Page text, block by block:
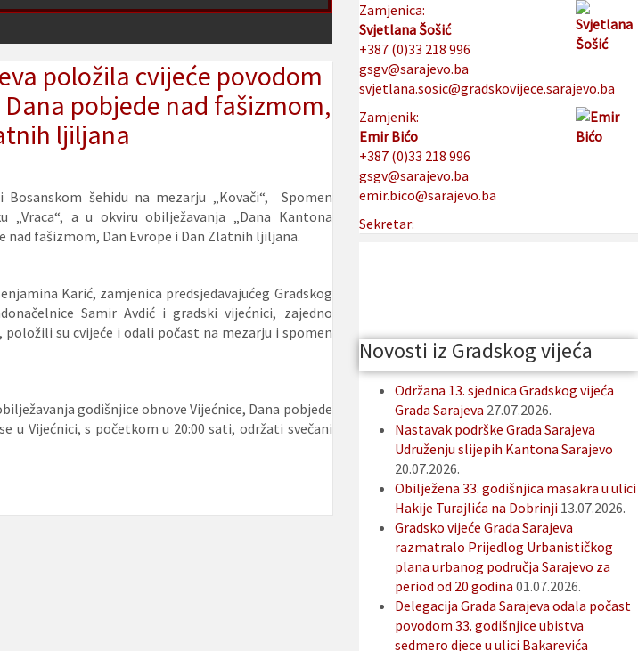
položila cvijeće povodom
pobjede nad fašizmom,
ljiljana
šehidu na mezarju „Kovači“, Spomen
„Vraca“, a u okviru obilježavanja „Dana Kantona
nad fašizmom, Dan Evrope i Dan Zlatnih ljiljana.
Karić, zamjenica predsjedavajućeg Gradskog
Samir Avdić i gradski vijećnici, zajedno
su cvijeće i odali počast na mezarju i spomen
godišnjice obnove Vijećnice, Dana pobjede
u Vijećnici, s početkom u 20:00 sati, održati svečani
Zamjenica:
Svjetlana Šošić
+387 (0)33 218 996
gsgv@sarajevo.ba
svjetlana.sosic@gradskovijece.sarajevo.ba
Zamjenik:
Emir Bićo
+387 (0)33 218 996
gsgv@sarajevo.ba
emir.bico@sarajevo.ba
Sekretar:
Novosti iz Gradskog vijeća
Održana 13. sjednica Gradskog vijeća
Grada Sarajeva 27.07.2026.
Nastavak podrške Grada Sarajeva
Udruženju slijepih Kantona Sarajevo
20.07.2026.
Obilježena 33. godišnjica masakra u ulici
Hakije Turajlića na Dobrinji 13.07.2026.
Gradsko vijeće Grada Sarajeva
razmatralo Prijedlog Urbanističkog
plana urbanog područja Sarajevo za
period od 20 godina 01.07.2026.
Delegacija Grada Sarajeva odala počast
povodom 33. godišnjice ubistva
sedmero djece u ulici Bakarevića